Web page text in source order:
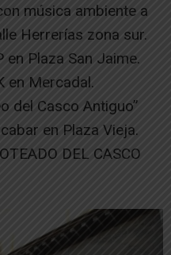
música ambiente a
Herrerías zona sur.
en Plaza San Jaime.
en Mercadal.
del Casco Antiguo”
en Plaza Vieja.
DEL CASCO